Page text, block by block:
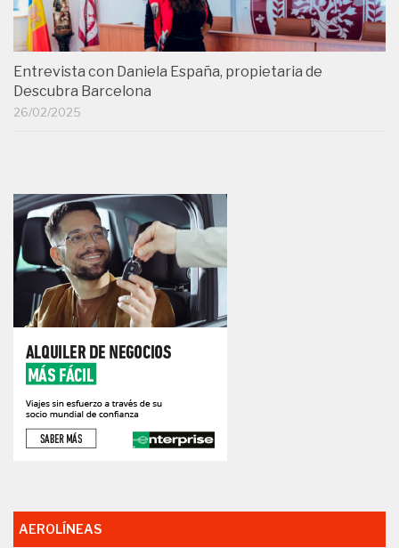
Entrevista con Daniela España, propietaria de
Descubra Barcelona
26/02/2025
AEROLÍNEAS